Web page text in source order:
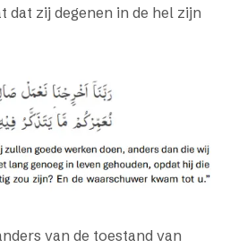
dat zij degenen in de hel zijn
van de toestand van